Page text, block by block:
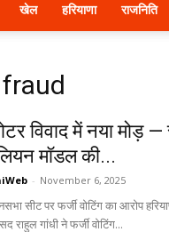
खेल हरियाणा राजनिति
विवाद में नया मोड़ —
मॉडल की...
- November 6, 2025
सीट पर फर्जी वोटिंग का आरोप
राहुल गांधी ने फर्जी वोटिंग...